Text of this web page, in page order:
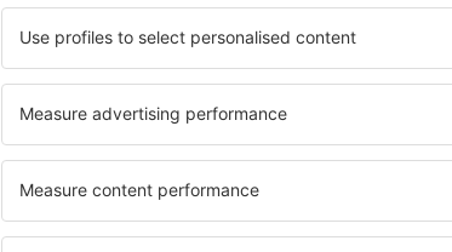
Mai multe călătorii la prețuri avantajoase în newsletter-ul
materiale informaționale (sub formă de newsletter) de la eSky.pl
furnizat-o.
Prin bifarea căsuței de mai sus, furnizarea adresei de e-mail și